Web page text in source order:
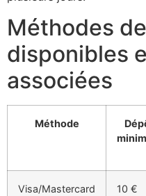
Méthodes
disponibles
associées
Méthode
Visa/Mastercard 10 €